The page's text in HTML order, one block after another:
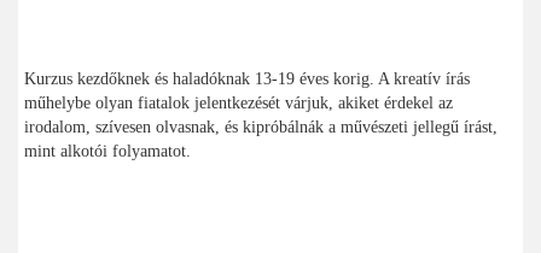
Kurzus kezdőknek és haladóknak 13-19 éves korig. A kreatív írás
műhelybe olyan fiatalok jelentkezését várjuk, akiket érdekel az
irodalom, szívesen olvasnak, és kipróbálnák a művészeti jellegű írást,
mint alkotói folyamatot.